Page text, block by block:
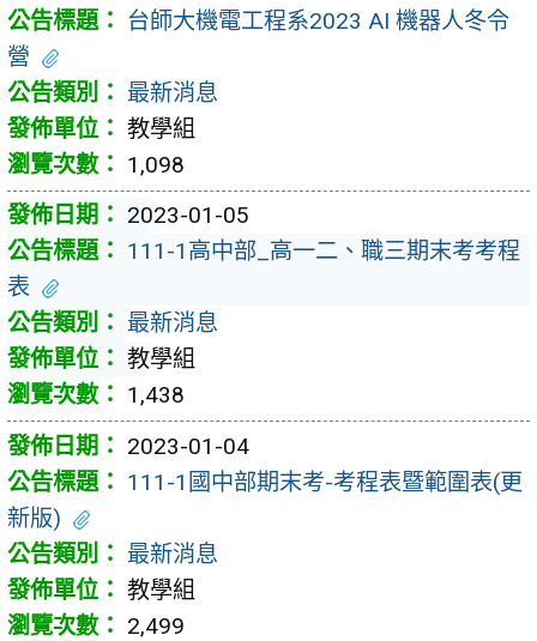
台師大機電工程系2023 AI 機器人冬令
營
最新消息
教學組
1,098
2023-01-05
111-1高中部_高一二、職三期末考考程
表
最新消息
教學組
1,438
2023-01-04
111-1國中部期末考-考程表暨範圍表(更
新版)
最新消息
教學組
2,499